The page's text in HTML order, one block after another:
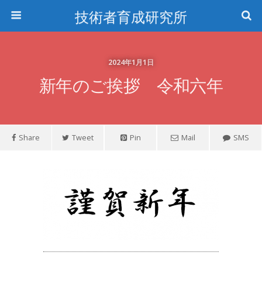
技術者育成研究所
2024年1月1日
新年のご挨拶 令和六年
Share Tweet Pin Mail SMS